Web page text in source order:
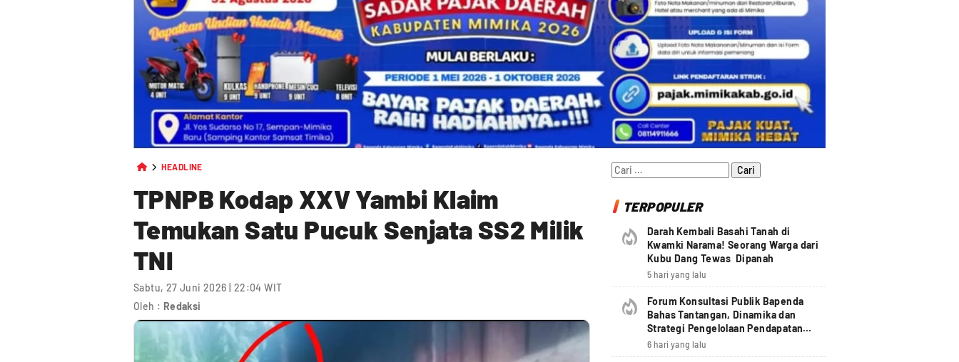
HEADLINE
TPNPB Kodap XXV Yambi Klaim
Temukan Satu Pucuk Senjata SS2 Milik
TNI
Sabtu, 27 Juni 2026 | 22:04 WIT
Oleh : Redaksi
Cari
untuk:
TERPOPULER
Darah Kembali Basahi Tanah di
Kwamki Narama! Seorang Warga dari
Kubu Dang Tewas Dipanah
5 hari yang lalu
Forum Konsultasi Publik Bapenda
Bahas Tantangan, Dinamika dan
Strategi Pengelolaan Pendapatan
Daerah yang Akuntabel, Pruden dan
Berdampak
6 hari yang lalu